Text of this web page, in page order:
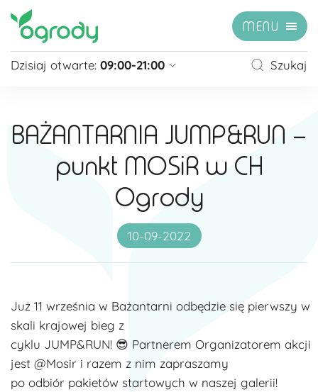
MENU
Dzisiaj otwarte: 09:00-21:00
Niedziela
zamknięte
Niedziela handlowa
10:00 - 20:00
zobacz więcej »
Szukaj
BAŻANTARNIA JUMP&RUN –
punkt MOSiR w CH
Ogrody
10-09-2022
Już 11 września w Bażantarni odbędzie się pierwszy w
skali krajowej bieg z
cyklu JUMP&RUN! 😎 Partnerem Organizatorem akcji
jest @Mosir i razem z nim zapraszamy
po odbiór pakietów startowych w naszej galerii!